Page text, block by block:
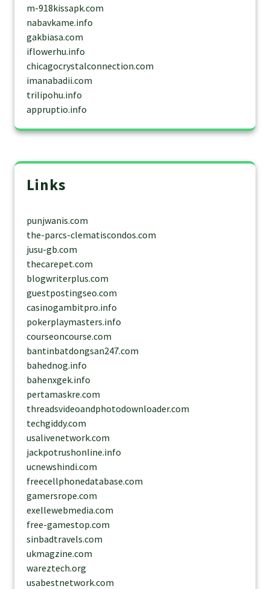
m-918kissapk.com
nabavkame.info
gakbiasa.com
iflowerhu.info
chicagocrystalconnection.com
imanabadii.com
trilipohu.info
appruptio.info
Links
punjwanis.com
the-parcs-clematiscondos.com
jusu-gb.com
thecarepet.com
blogwriterplus.com
guestpostingseo.com
casinogambitpro.info
pokerplaymasters.info
courseoncourse.com
bantinbatdongsan247.com
bahednog.info
bahenxgek.info
pertamaskre.com
threadsvideoandphotodownloader.com
techgiddy.com
usalivenetwork.com
jackpotrushonline.info
ucnewshindi.com
freecellphonedatabase.com
gamersrope.com
exellewebmedia.com
free-gamestop.com
sinbadtravels.com
ukmagzine.com
wareztech.org
usabestnetwork.com